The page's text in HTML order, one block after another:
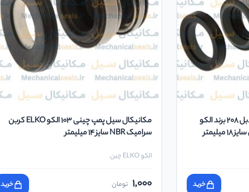
سیل مکانیکی فیبر و فنر نافی دبل 208 برند الکو
خرید
مکانیکال سیل پمپ چینی 103 الکو ELKO کربن
سرامیک NBR سایز 14 میلیمتر
الکو ELKO چین
1,000 تومان خرید